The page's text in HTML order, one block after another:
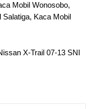
Mobil Wonosobo,
Salatiga, Kaca Mobil
X-Trail 07-13 SNI